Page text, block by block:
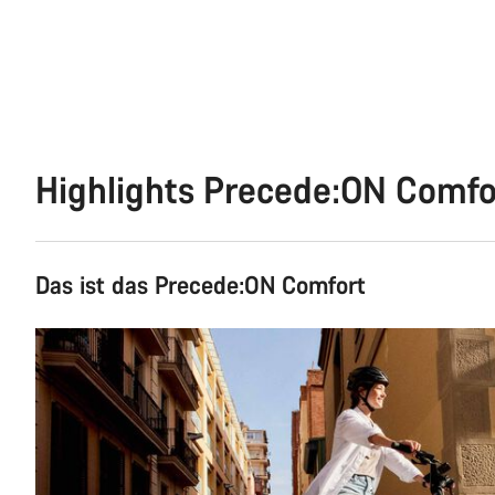
Highlights Precede:ON
Das ist das Precede:ON Comfort